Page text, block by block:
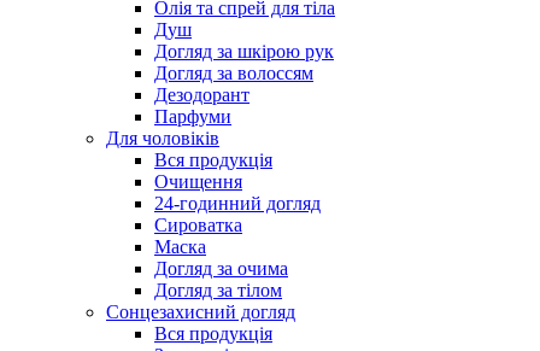
Олія та спрей для тіла
Душ
Догляд за шкірою рук
Догляд за волоссям
Дезодорант
Парфуми
Для чоловіків
Вся продукція
Очищення
24-годинний догляд
Сироватка
Маска
Догляд за очима
Догляд за тілом
Сонцезахисний догляд
Вся продукція